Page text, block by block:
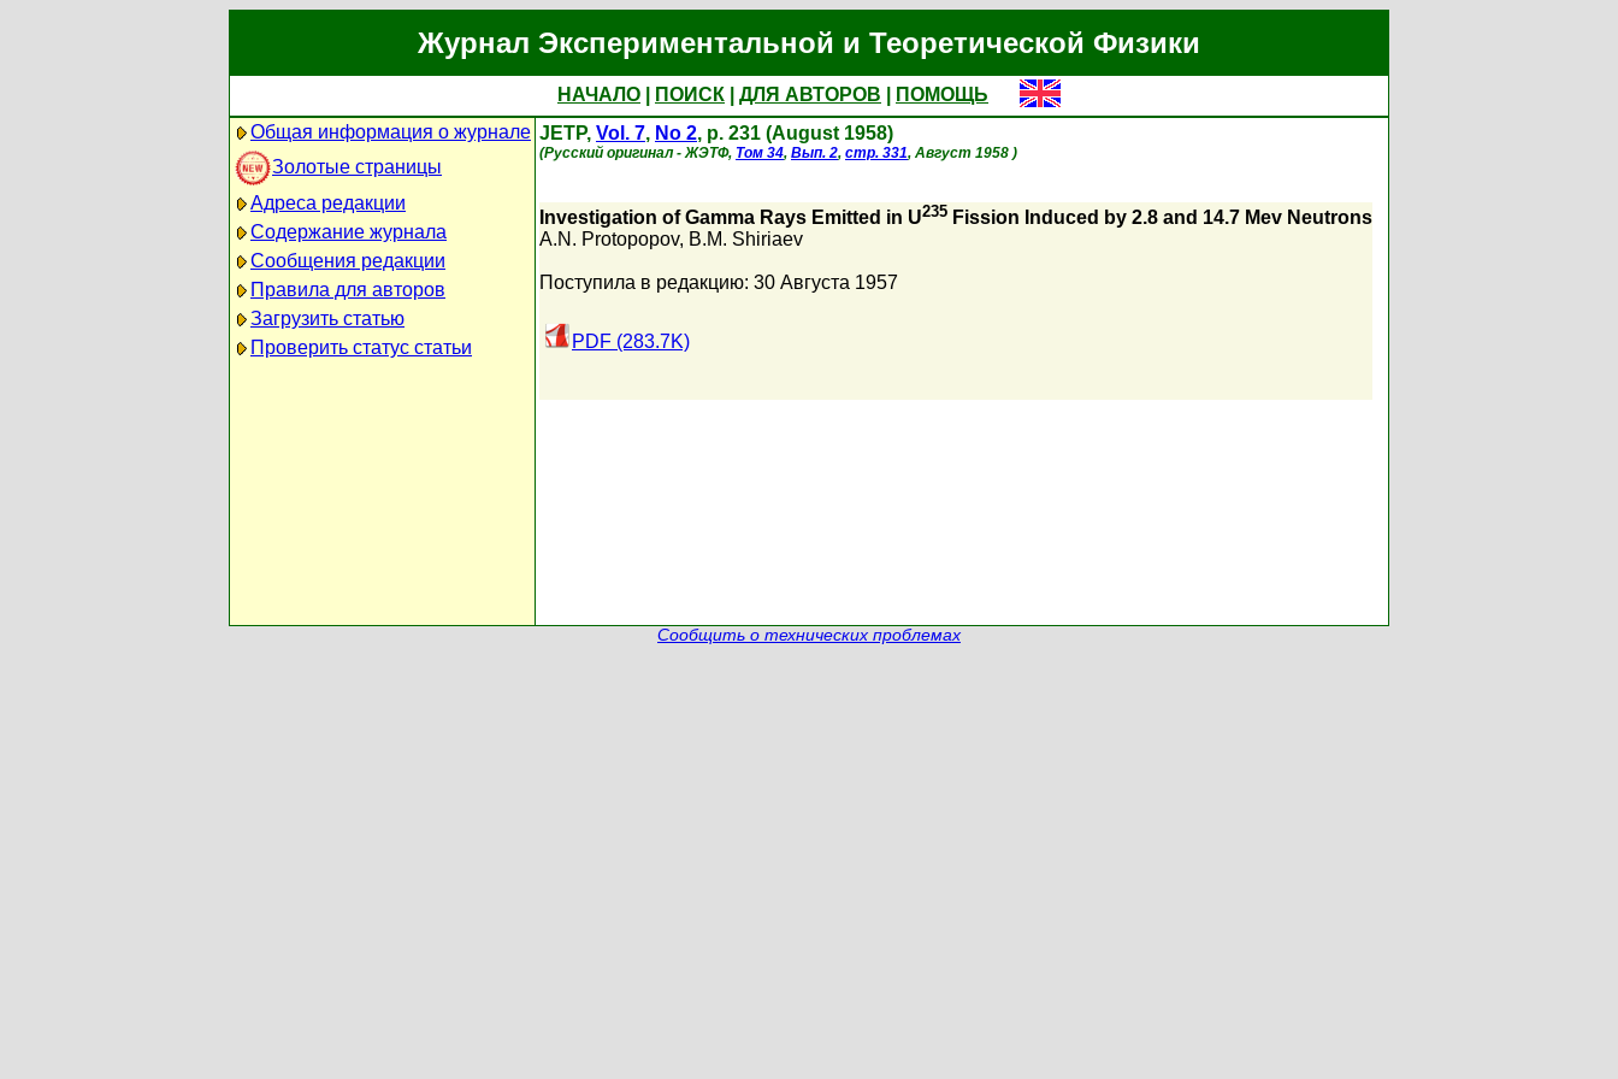
Журнал Экспериментальной и Теоретической Физики
НАЧАЛО ПОИСК ДЛЯ АВТОРОВ
ПОМОЩЬ
Общая информация о журнале
Золотые страницы
Адреса редакции
Содержание журнала
Сообщения редакции
Правила для авторов
Загрузить статью
Проверить статус статьи
JETP, Vol. 7, No 2, p. 231 (August 1958)
(Русский оригинал - ЖЭТФ, Том 34, Вып. 2, стр. 331, Август 1958 )
Investigation of Gamma Rays Emitted in U235 Fission Induced by 2.8 and 14.7 Mev Neutrons
A.N. Protopopov, B.M. Shiriaev
Поступила в редакцию: 30 Августа 1957
PDF (283.7K)
Сообщить о технических проблемах